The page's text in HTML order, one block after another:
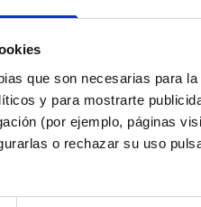
que son necesarias para
y para mostrarte
(por ejemplo, páginas
o rechazar su uso
¡400
EL RC